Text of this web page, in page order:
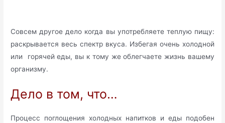
Совсем другое дело когда вы употребляете теплую пищу:
раскрывается весь спектр вкуса. Избегая очень холодной
или горячей еды, вы к тому же облегчаете жизнь вашему
организму.
Дело в том, что…
Процесс поглощения холодных напитков и еды подобен